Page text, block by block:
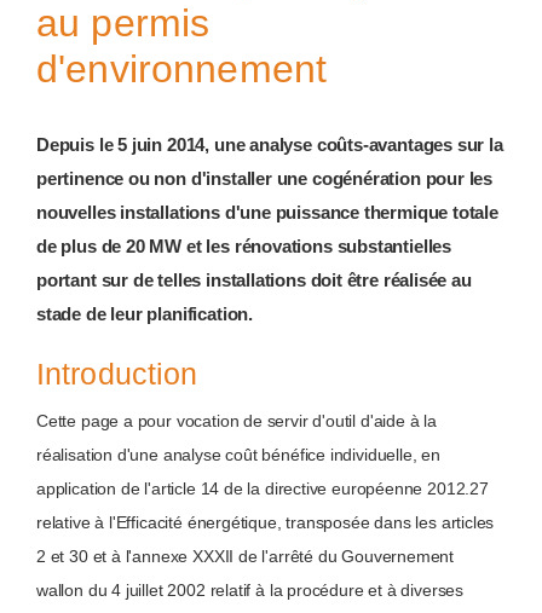
au permis
d'environnement
Depuis le 5 juin 2014, une analyse coûts-avantages sur la
pertinence ou non d'installer une cogénération pour les
nouvelles installations d'une puissance thermique totale
de plus de 20 MW et les rénovations substantielles
portant sur de telles installations doit être réalisée au
stade de leur planification.
Introduction
Cette page a pour vocation de servir d'outil d'aide à la
réalisation d'une analyse coût bénéfice individuelle, en
application de l'article 14 de la directive européenne 2012.27
relative à l'Efficacité énergétique, transposée dans les articles
2 et 30 et à l'annexe XXXII de l'arrêté du Gouvernement
wallon du 4 juillet 2002 relatif à la procédure et à diverses